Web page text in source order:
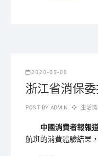
2020-05-08
浙江省消保
POST BY ADMIN 生活
中國消費者報報
航班的消費體驗結果